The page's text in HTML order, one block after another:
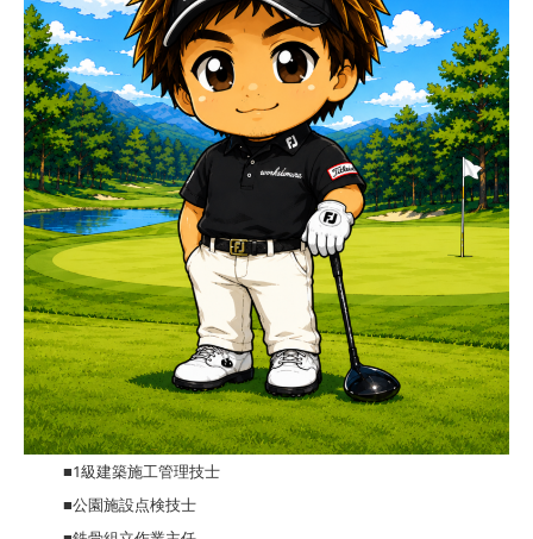
■1級建築施工管理技士
■公園施設点検技士